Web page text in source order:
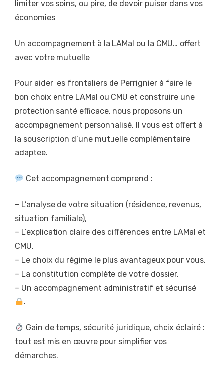
limiter vos soins, ou pire, de devoir puiser dans vos
économies.
Un accompagnement à la LAMal ou la CMU… offert
avec votre mutuelle
Pour aider les frontaliers de Perrignier à faire le
bon choix entre LAMal ou CMU et construire une
protection santé efficace, nous proposons un
accompagnement personnalisé. Il vous est offert à
la souscription d’une mutuelle complémentaire
adaptée.
Cet accompagnement comprend :
– L’analyse de votre situation (résidence, revenus,
situation familiale),
– L’explication claire des différences entre LAMal et
CMU,
– Le choix du régime le plus avantageux pour vous,
– La constitution complète de votre dossier,
– Un accompagnement administratif et sécurisé
.
Gain de temps, sécurité juridique, choix éclairé :
tout est mis en œuvre pour simplifier vos
démarches.